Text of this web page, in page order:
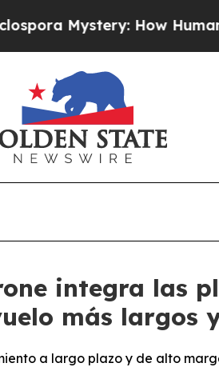
How Human Poop Got
integra las
más largos
a largo plazo y de alto